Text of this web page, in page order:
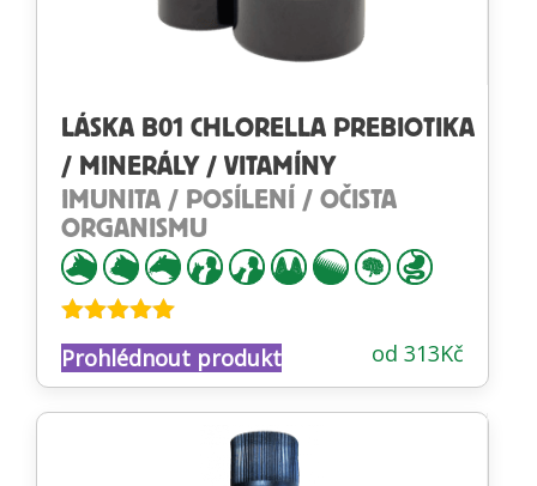
LÁSKA B01 CHLORELLA PREBIOTIKA
/ MINERÁLY / VITAMÍNY
IMUNITA / POSÍLENÍ / OČISTA
ORGANISMU
Hodnocení
4.88z 5 od 313Kč
Prohlédnout produkt